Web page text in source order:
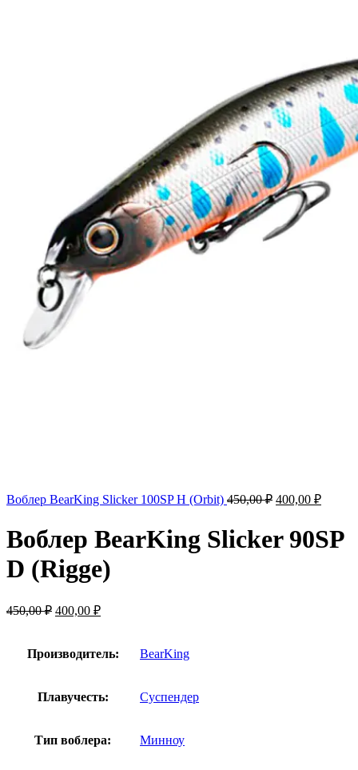
Воблер BearKing Slicker 100SP H (Orbit) 450,00₽
450,00 ₽.
400,00 ₽
Воблер BearKing Slicker 90SP
D (Rigge)
450,00₽ Первоначальная
450,00 ₽.
400,00 ₽Текущая
Производитель:
BearKing
Плавучесть: Суспендер
Тип воблера: Минноу